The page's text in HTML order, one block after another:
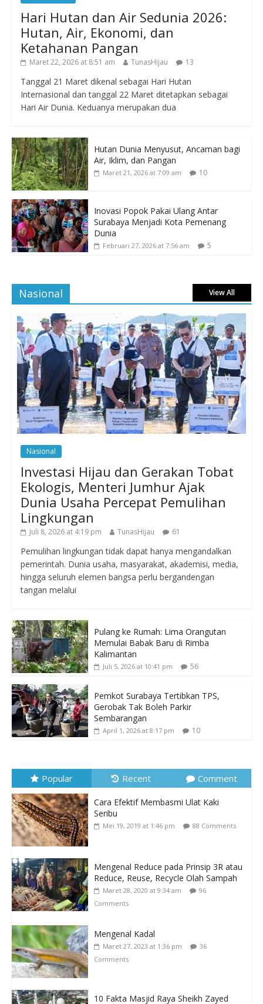
Hari Hutan dan Air Sedunia 2026:
Hutan, Air, Ekonomi, dan
Ketahanan Pangan
Maret 22, 2026 at 8:51 am TunasHijau 13
Tanggal 21 Maret dikenal sebagai Hari Hutan
Internasional dan tanggal 22 Maret ditetapkan sebagai
Hari Air Dunia. Keduanya merupakan dua
Hutan Dunia Menyusut, Ancaman bagi
Air, Iklim, dan Pangan
Maret 21, 2026 at 7:09 am 10
Inovasi Popok Pakai Ulang Antar
Surabaya Menjadi Kota Pemenang
Dunia
Februari 27, 2026 at 7:56 am 5
Nasional View All
Nasional
Investasi Hijau dan Gerakan Tobat
Ekologis, Menteri Jumhur Ajak
Dunia Usaha Percepat Pemulihan
Lingkungan
Juli 8, 2026 at 4:19 pm TunasHijau 61
Pemulihan lingkungan tidak dapat hanya mengandalkan
pemerintah. Dunia usaha, masyarakat, akademisi, media,
hingga seluruh elemen bangsa perlu bergandengan
tangan melalui
Pulang ke Rumah: Lima Orangutan
Memulai Babak Baru di Rimba
Kalimantan
Juli 5, 2026 at 10:41 pm 56
Pemkot Surabaya Tertibkan TPS,
Gerobak Tak Boleh Parkir
Sembarangan
April 1, 2026 at 8:17 pm 10
Popular Recent Comment
Cara Efektif Membasmi Ulat Kaki
Seribu
Mei 19, 2019 at 1:46 pm 88 Comments
Mengenal Reduce pada Prinsip 3R atau
Reduce, Reuse, Recycle Olah Sampah
Maret 28, 2020 at 9:34 am
96
Comments
Mengenal Kadal
Maret 27, 2023 at 1:36 pm
36
Comments
10 Fakta Masjid Raya Sheikh Zayed